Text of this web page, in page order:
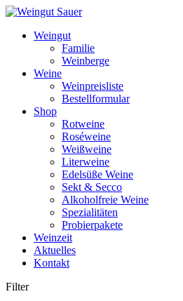
Weiter
Inhalt
Weingut
Familie
Weinberge
Weine
Weinpreisliste
Bestellformular
Shop
Rotweine
Roséweine
Weißweine
Literweine
Edelsüße Weine
Sekt & Secco
Alkoholfreie Weine
Spezialitäten
Probierpakete
Weinzeit
Aktuelles
Kontakt
Filter